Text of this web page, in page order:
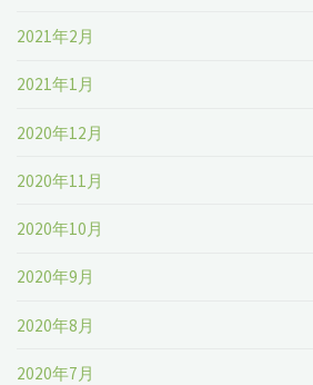
2021年2月
2021年1月
2020年12月
2020年11月
2020年10月
2020年9月
2020年8月
2020年7月